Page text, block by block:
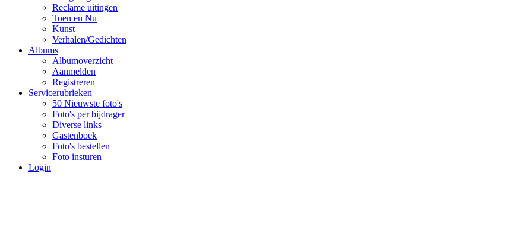
Reclame uitingen
Toen en Nu
Kunst
Verhalen/Gedichten
Albums
Albumoverzicht
Aanmelden
Registreren
Servicerubrieken
50 Nieuwste foto's
Foto's per bijdrager
Diverse links
Gastenboek
Foto's bestellen
Foto insturen
Login